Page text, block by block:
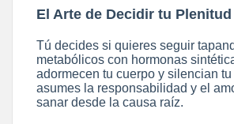
El Arte de Decidir tu Plenitud
Tú decides si quieres seguir
metabólicos con hormonas
adormecen tu cuerpo y silencian
asumes la responsabilidad y el
sanar desde la causa raíz.